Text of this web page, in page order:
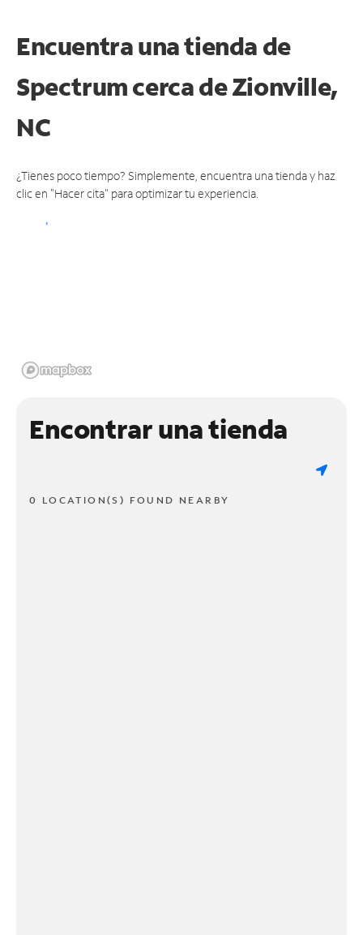
Encuentra una tienda de
Spectrumcerca de Zionville,
NC
¿Tienes poco tiempo? Simplemente, encuentra una tienda y haz
clic en "Hacer cita" para optimizar tu experiencia.
Encontrar una tienda
0 LOCATION(S) FOUND NEARBY